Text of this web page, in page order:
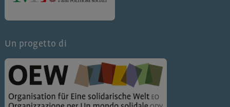
Un progetto di